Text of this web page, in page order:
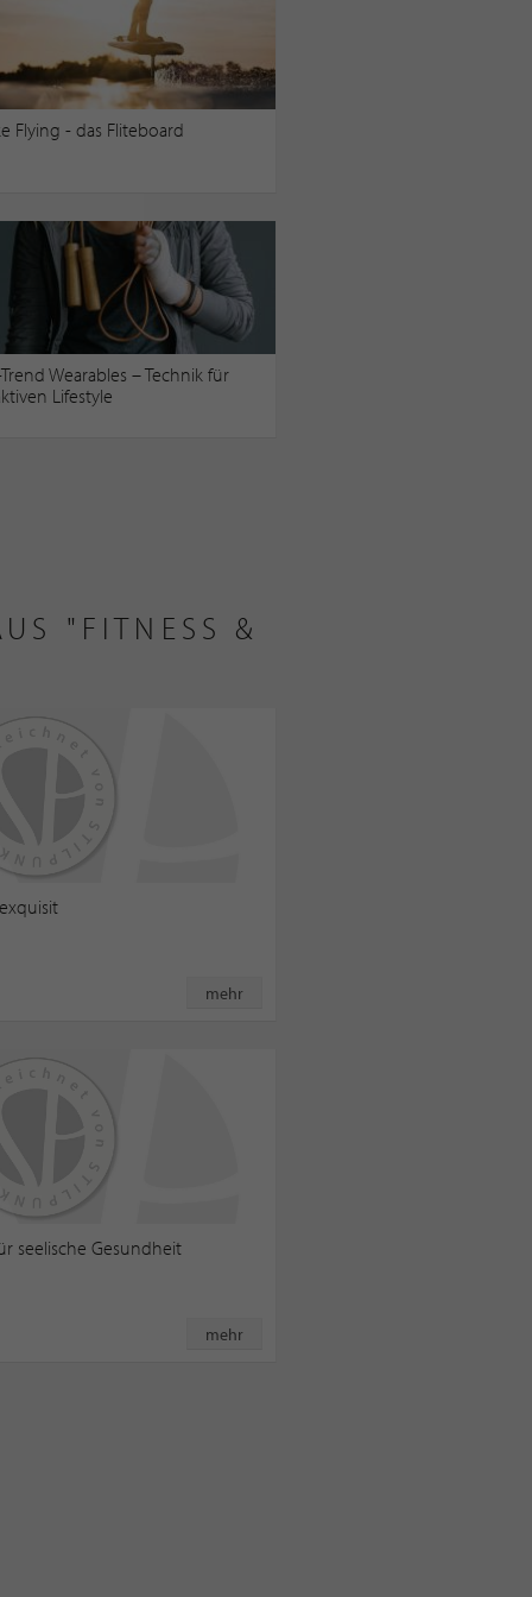
Flying - das Fliteboard
Wearables – Technik für
Lifestyle
"FITNESS &
mehr
seelische Gesundheit
mehr